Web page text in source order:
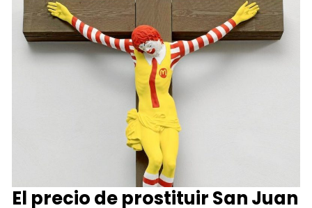
El precio de prostituir San Juan